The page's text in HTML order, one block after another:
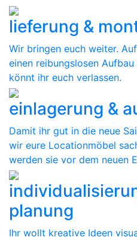
lieferung &
Wir bringen euch weiter.
einen reibungslosen
könnt ihr euch verlassen.
einlagerung &
Damit ihr gut in die neue
wir eure Locationmöbel
werden sie vor dem neuen
planung
Ihr wollt kreative Ideen